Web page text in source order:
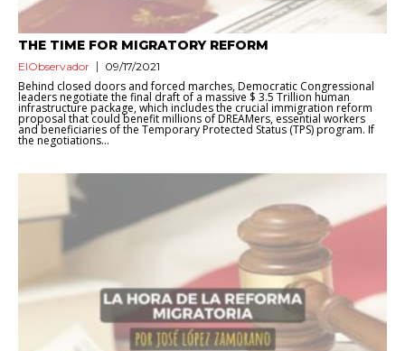
THE TIME FOR MIGRATORY REFORM
ElObservador 09/17/2021
Behind closed doors and forced marches, Democratic Congressional
leaders negotiate the final draft of a massive $ 3.5 Trillion human
infrastructure package, which includes the crucial immigration reform
proposal that could benefit millions of DREAMers, essential workers
and beneficiaries of the Temporary Protected Status (TPS) program. If
the negotiations...